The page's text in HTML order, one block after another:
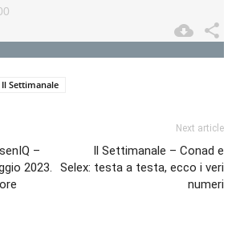
Il Settimanale
–
2023.
Next article
Il Settimanale – Conad e
Selex: testa a testa, ecco i veri
numeri